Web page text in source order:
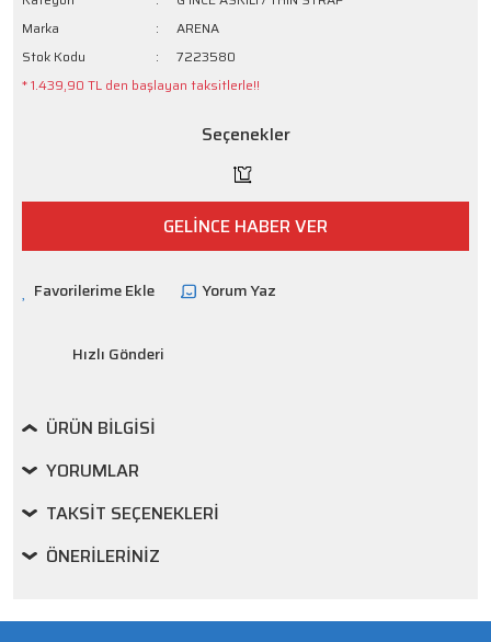
Marka
ARENA
Stok Kodu
7223580
* 1.439,90 TL den başlayan taksitlerle!!
Seçenekler
GELİNCE HABER VER
Yorum Yaz
Hızlı Gönderi
ÜRÜN BILGISI
YORUMLAR
TAKSIT SEÇENEKLERI
ÖNERILERINIZ